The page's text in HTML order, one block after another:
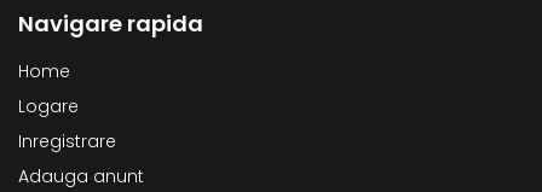
Navigare rapida
Home
Logare
Inregistrare
Adauga anunt